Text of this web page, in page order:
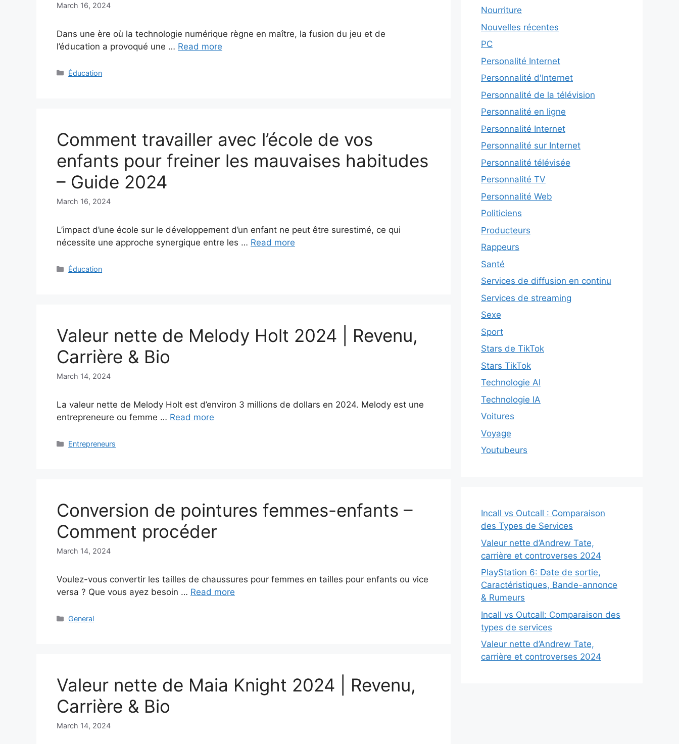
March 16, 2024
Dans une ère où la technologie numérique règne en maître, la fusion du jeu et de
l’éducation a provoqué une … Read more
Categories
Éducation
Comment travailler avec l’école de vos
enfants pour freiner les mauvaises habitudes
– Guide 2024
March 16, 2024
L’impact d’une école sur le développement d’un enfant ne peut être surestimé, ce qui
nécessite une approche synergique entre les … Read more
Categories
Éducation
Valeur nette de Melody Holt 2024 | Revenu,
Carrière & Bio
March 14, 2024
La valeur nette de Melody Holt est d’environ 3 millions de dollars en 2024. Melody est une
entrepreneure ou femme … Read more
Categories
Entrepreneurs
Conversion de pointures femmes-enfants –
Comment procéder
March 14, 2024
Voulez-vous convertir les tailles de chaussures pour femmes en tailles pour enfants ou vice
versa ? Que vous ayez besoin … Read more
Categories
General
Valeur nette de Maia Knight 2024 | Revenu,
Carrière & Bio
March 14, 2024
Nourriture
Nouvelles récentes
PC
Personalité Internet
Personnalité d'Internet
Personnalité de la télévision
Personnalité en ligne
Personnalité Internet
Personnalité sur Internet
Personnalité télévisée
Personnalité TV
Personnalité Web
Politiciens
Producteurs
Rappeurs
Santé
Services de diffusion en continu
Services de streaming
Sexe
Sport
Stars de TikTok
Stars TikTok
Technologie AI
Technologie IA
Voitures
Voyage
Youtubeurs
Incall vs Outcall : Comparaison
des Types de Services
Valeur nette d’Andrew Tate,
carrière et controverses 2024
PlayStation 6: Date de sortie,
Caractéristiques, Bande-annonce
& Rumeurs
Incall vs Outcall: Comparaison des
types de services
Valeur nette d’Andrew Tate,
carrière et controverses 2024